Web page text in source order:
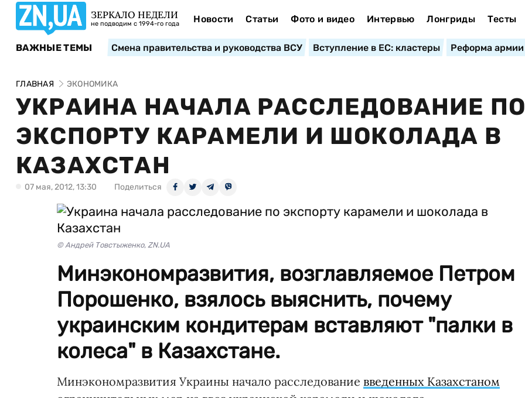
ЗЕРКАЛО НЕДЕЛИ
не подводим с 1994-го года Новости Статьи Фото и видео Интервью Лонгриды Тесты
ВАЖНЫЕ ТЕМЫ Смена правительства и руководства ВСУ Вступление в ЕС: кластеры Реформа армии
ГЛАВНАЯ ЭКОНОМИКА
УКРАИНА НАЧАЛА РАССЛЕДОВАНИЕ ПО
ЭКСПОРТУ КАРАМЕЛИ И ШОКОЛАДА В
КАЗАХСТАН
07 мая, 2012, 13:30 Поделиться
© Андрей Товстыженко, ZN.UA
Минэкономразвития, возглавляемое Петром
Порошенко, взялось выяснить, почему
украинским кондитерам вставляют "палки в
колеса" в Казахстане.
Минэкономразвития Украины начало расследование введенных Казахстаном